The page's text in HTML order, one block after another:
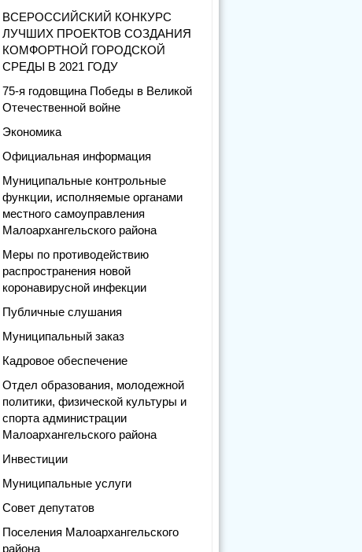
ВСЕРОССИЙСКИЙ КОНКУРС
ЛУЧШИХ ПРОЕКТОВ СОЗДАНИЯ
КОМФОРТНОЙ ГОРОДСКОЙ
СРЕДЫ В 2021 ГОДУ
75-я годовщина Победы в Великой
Отечественной войне
Экономика
Официальная информация
Муниципальные контрольные
функции, исполняемые органами
местного самоуправления
Малоархангельского района
Меры по противодействию
распространения новой
коронавирусной инфекции
Публичные слушания
Муниципальный заказ
Кадровое обеспечение
Отдел образования, молодежной
политики, физической культуры и
спорта администрации
Малоархангельского района
Инвестиции
Муниципальные услуги
Совет депутатов
Поселения Малоархангельского
района